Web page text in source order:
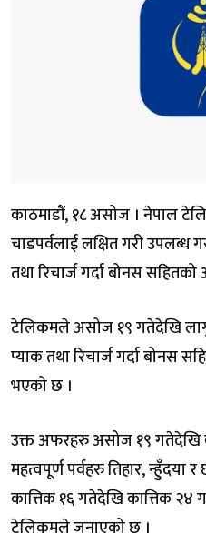
काठमाडौं, १८ असोज । नेपाल
चाडपर्वलाई लक्षित गरी उपलब्ध
तथा रिचार्ज गर्दा बोनस
टेलिकमले असोज १९ गतेदेखि लागु
प्याक तथा रिचार्ज गर्दा बोनस
भएको छ ।
उक्त अफरहरु असोज १९ गतेदेखि
महत्वपूर्ण पर्वहरु तिहार,
कात्तिक १६ गतेदेखि कात्तिक २४
टेलिकमले जनाएको छ ।